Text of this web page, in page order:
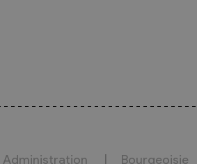
Administration Bourgeoisie